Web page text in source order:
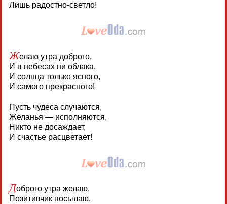
Лишь радостно-светло!
Желаю утра доброго,
И в небесах ни облака,
И солнца только ясного,
И самого прекрасного!
Пусть чудеса случаются,
Желанья — исполняются,
Никто не досаждает,
И счастье расцветает!
Доброго утра желаю,
Позитивчик посылаю,